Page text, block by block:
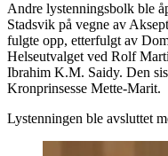
Andre lystenningsbolk ble
Stadsvik på vegne av
fulgte opp, etterfulgt av
Helseutvalget ved Rolf
Ibrahim K.M. Saidy. Den
Kronprinsesse Mette-Marit.
Lystenningen ble avsluttet